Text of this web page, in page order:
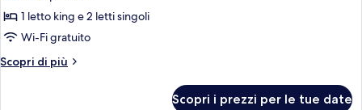
multipli,
di
alla
1 letto king e 2 letti singoli
Wi-Fi gratuito
Scopri di più
Altri
Scopri i prezzi per le tue date